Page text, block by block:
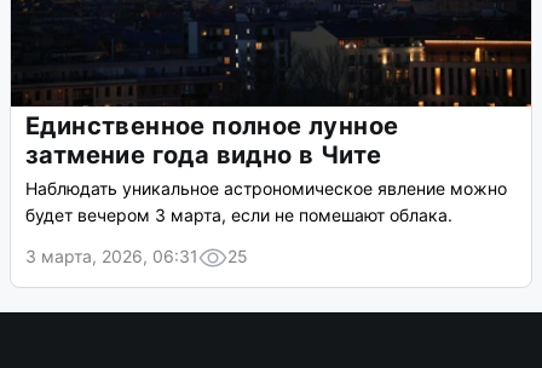
Единственное полное лунное
затмение года видно в Чите
Наблюдать уникальное астрономическое явление можно
будет вечером 3 марта, если не помешают облака.
3 марта, 2026, 06:31
25